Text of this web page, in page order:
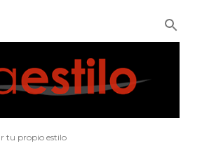
tu propio estilo